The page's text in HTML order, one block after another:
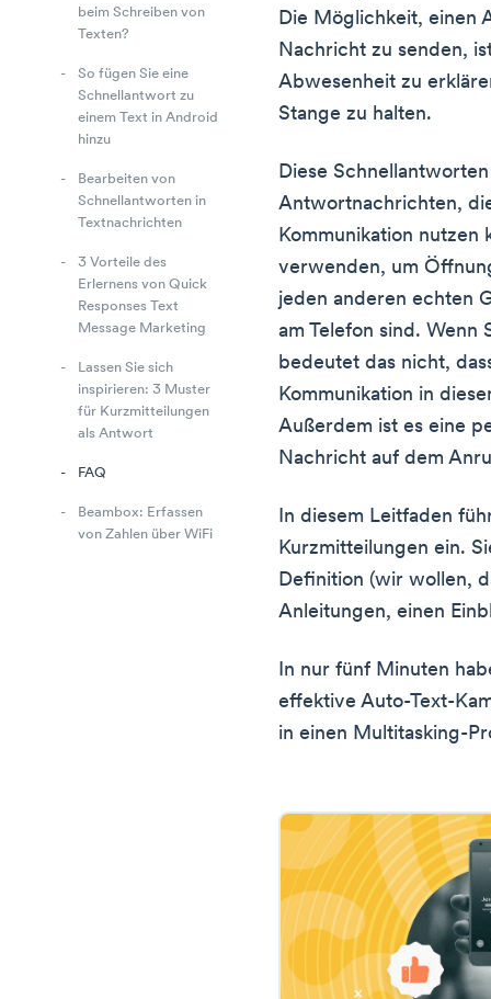
beim Schreiben von
Texten?
So fügen Sie eine
Schnellantwort zu
einem Text in Android
hinzu
Bearbeiten von
Schnellantworten in
Textnachrichten
3 Vorteile des
Erlernens von Quick
Responses Text
Message Marketing
Lassen Sie sich
inspirieren: 3 Muster
für Kurzmitteilungen
als Antwort
FAQ
Beambox: Erfassen
von Zahlen über WiFi
Die Möglichkeit, einen
Nachricht zu senden,
Abwesenheit zu
Stange zu halten.
Diese
Antwortnachrichten,
Kommunikation nutzen
verwenden, um
jeden anderen echten
am Telefon sind. Wenn
bedeutet das nicht,
Kommunikation in
Außerdem ist es eine
Nachricht auf dem
In diesem Leitfaden
Kurzmitteilungen ein.
Definition (wir wollen,
Anleitungen, einen
In nur fünf Minuten
effektive Auto-Text-
in einen Multitasking-